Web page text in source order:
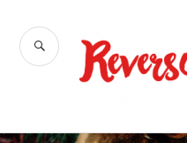
para
conteúdo
BUSCA